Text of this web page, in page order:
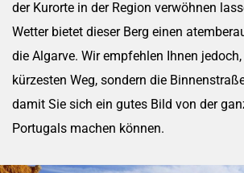
der Kurorte in der Region verwöhnen
Wetter bietet dieser Berg einen
die Algarve. Wir empfehlen Ihnen
kürzesten Weg, sondern die
damit Sie sich ein gutes Bild von der
Portugals machen können.